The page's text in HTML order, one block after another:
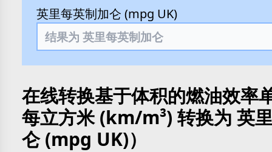
英里每英制加仑 (mpg UK)
在线转换基于体积的燃油效率
每立方米 (km/m³) 转换为 英
仑 (mpg UK)）